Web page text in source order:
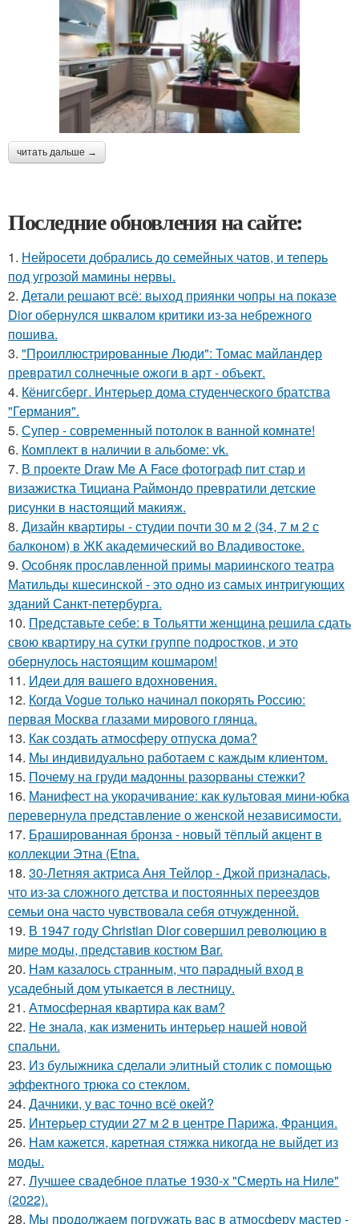
читать дальше →
Последние обновления на сайте:
1. Нейросети добрались до семейных чатов, и теперь
под угрозой мамины нервы.
2. Детали решают всё: выход приянки чопры на показе
Dior обернулся шквалом критики из-за небрежного
пошива.
3. "Проиллюстрированные Люди": Томас майландер
превратил солнечные ожоги в арт - объект.
4. Кёнигсберг. Интерьер дома студенческого братства
"Германия".
5. Супер - современный потолок в ванной комнате!
6. Комплект в наличии в альбоме: vk.
7. В проекте Draw Me A Face фотограф пит стар и
визажистка Тициана Раймондо превратили детские
рисунки в настоящий макияж.
8. Дизайн квартиры - студии почти 30 м 2 (34, 7 м 2 с
балконом) в ЖК академический во Владивостоке.
9. Особняк прославленной примы мариинского театра
Матильды кшесинской - это одно из самых интригующих
зданий Санкт-петербурга.
10. Представьте себе: в Тольятти женщина решила сдать
свою квартиру на сутки группе подростков, и это
обернулось настоящим кошмаром!
11. Идеи для вашего вдохновения.
12. Когда Vogue только начинал покорять Россию:
первая Москва глазами мирового глянца.
13. Как создать атмосферу отпуска дома?
14. Мы индивидуально работаем с каждым клиентом.
15. Почему на груди мадонны разорваны стежки?
16. Манифест на укорачивание: как культовая мини-юбка
перевернула представление о женской независимости.
17. Брашированная бронза - новый тёплый акцент в
коллекции Этна (Etna.
18. 30-Летняя актриса Аня Тейлор - Джой призналась,
что из-за сложного детства и постоянных переездов
семьи она часто чувствовала себя отчужденной.
19. В 1947 году Christian Dior совершил революцию в
мире моды, представив костюм Bar.
20. Нам казалось странным, что парадный вход в
усадебный дом утыкается в лестницу.
21. Атмосферная квартира как вам?
22. Не знала, как изменить интерьер нашей новой
спальни.
23. Из булыжника сделали элитный столик с помощью
эффектного трюка со стеклом.
24. Дачники, у вас точно всё окей?
25. Интерьер студии 27 м 2 в центре Парижа, Франция.
26. Нам кажется, каретная стяжка никогда не выйдет из
моды.
27. Лучшее свадебное платье 1930-х "Смерть на Ниле"
(2022).
28. Мы продолжаем погружать вас в атмосферу мастер -